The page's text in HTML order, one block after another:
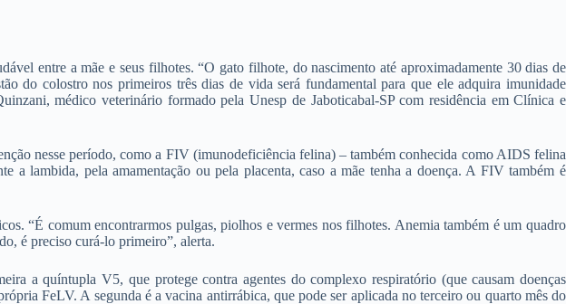
entre a mãe e seus filhotes. “O gato filhote, do nascimento até aproximadamente 30 dias de
do colostro nos primeiros três dias de vida será fundamental para que ele adquira imunidade
médico veterinário formado pela Unesp de Jaboticabal-SP com residência em Clínica e
nesse período, como a FIV (imunodeficiência felina) – também conhecida como AIDS felina
lambida, pela amamentação ou pela placenta, caso a mãe tenha a doença. A FIV também é
“É comum encontrarmos pulgas, piolhos e vermes nos filhotes. Anemia também é um quadro
é preciso curá-lo primeiro”, alerta.
a quíntupla V5, que protege contra agentes do complexo respiratório (que causam doenças
FeLV. A segunda é a vacina antirrábica, que pode ser aplicada no terceiro ou quarto mês do